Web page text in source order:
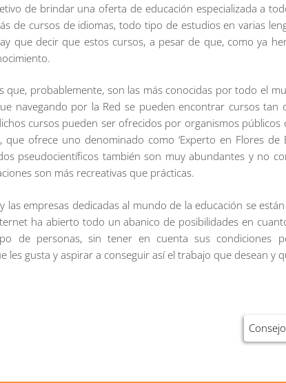
de brindar una oferta de educación especializada a
de cursos de idiomas, todo tipo de estudios en varias
que decir que estos cursos, a pesar de que, como ya
que, probablemente, son las más conocidas por todo el
navegando por la Red se pueden encontrar cursos tan
cursos pueden ser ofrecidos por organismos públicos
ofrece uno denominado como ‘Experto en Flores de
pseudocientíficos también son muy abundantes y no
son más recreativas que prácticas.
las empresas dedicadas al mundo de la educación se
ha abierto todo un abanico de posibilidades en
de personas, sin tener en cuenta sus condiciones
gusta y aspirar a conseguir así el trabajo que desean y